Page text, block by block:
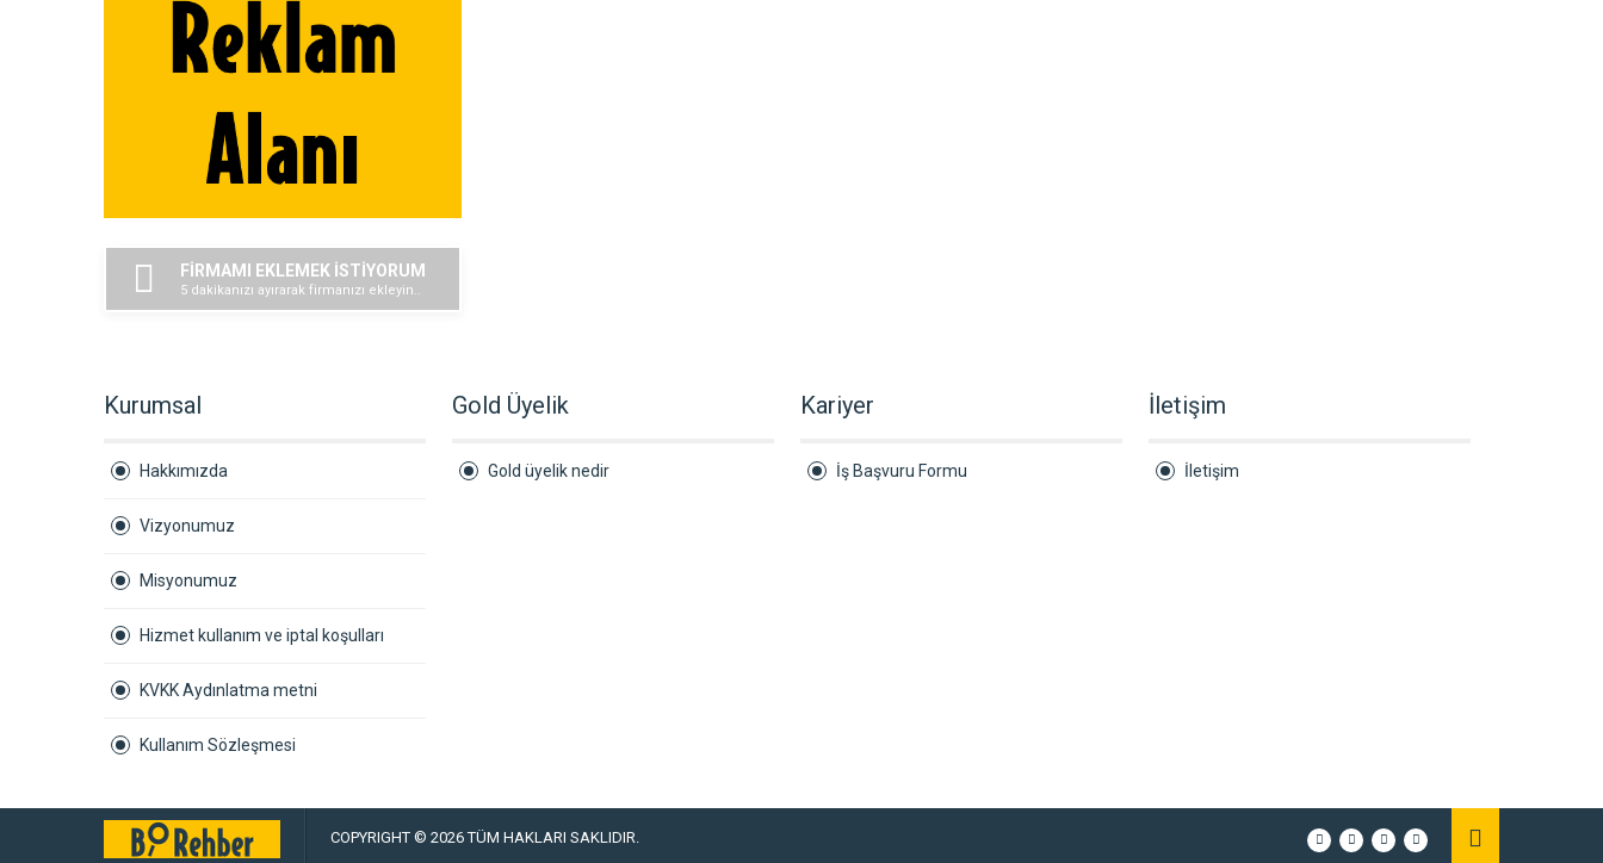
FİRMAMI EKLEMEK İSTİYORUM
5 dakikanızı ayırarak firmanızı ekleyin..
Kurumsal
Hakkımızda
Vizyonumuz
Misyonumuz
Hizmet kullanım ve iptal koşulları
KVKK Aydınlatma metni
Kullanım Sözleşmesi
Gold Üyelik
Gold üyelik nedir
Kariyer
İş Başvuru Formu
İletişim
İletişim
COPYRIGHT © 2026 TÜM HAKLARI SAKLIDIR.